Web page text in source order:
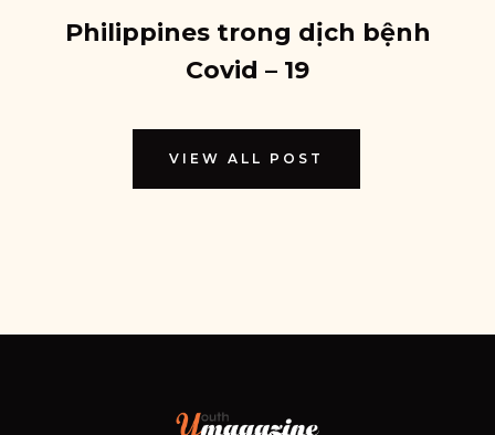
Philippines trong dịch bệnh
Covid – 19
VIEW ALL POST